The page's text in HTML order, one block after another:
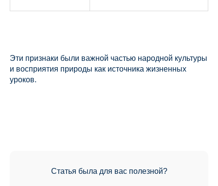
Эти признаки были важной частью народной культуры
и восприятия природы как источника жизненных
уроков.
Статья была для вас полезной?